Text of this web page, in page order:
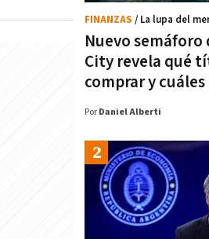
Nuevo semáforo
City revela qué
comprar y
FINANZAS / La lupa del
Por Daniel Alberti